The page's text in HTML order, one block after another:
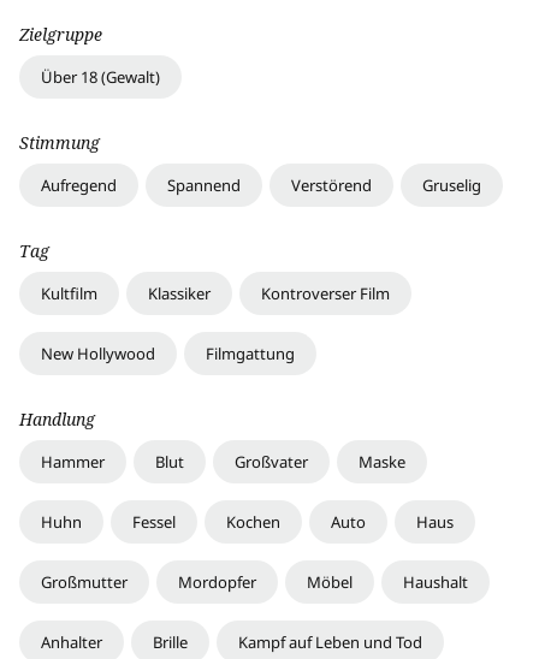
Zielgruppe
Über 18 (Gewalt)
Stimmung
Aufregend Spannend Verstörend Gruselig
Tag
Kultfilm Klassiker Kontroverser Film
New Hollywood Filmgattung
Handlung
Hammer Blut Großvater Maske
Huhn Fessel Kochen Auto Haus
Großmutter Mordopfer Möbel Haushalt
Anhalter Brille Kampf auf Leben und Tod